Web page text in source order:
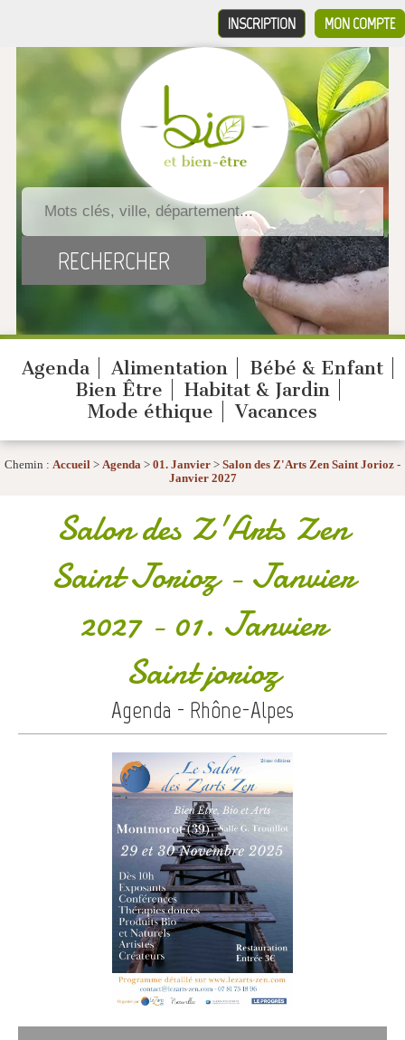
MON COMPTE
INSCRIPTION
Agenda Alimentation
Bébé & Enfant
Bien Être
Habitat & Jardin
Mode éthique
Vacances
Chemin : Accueil > Agenda > 01. Janvier > Salon des Z'Arts Zen Saint Jorioz -
Janvier 2027
Salon des Z'Arts Zen
Saint Jorioz - Janvier
2027- 01. Janvier
Saint jorioz
Agenda - Rhône-Alpes